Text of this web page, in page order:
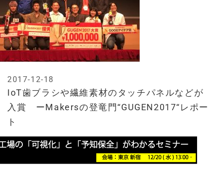
IoT歯ブラシや繊維素材のタッチパネルなどが
入賞 ーMakersの登竜門“GUGEN2017“レポー
ト
2017-12-18